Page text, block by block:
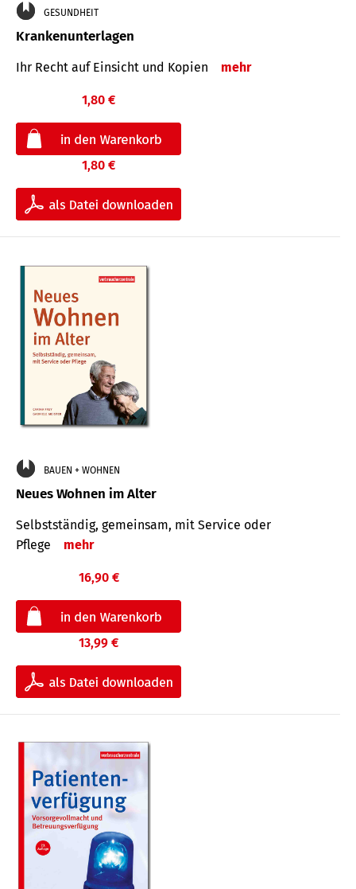
GESUNDHEIT
Krankenunterlagen
Ihr Recht auf Einsicht und Kopien mehr
1,80 €
1,80 €
BAUEN + WOHNEN
Neues Wohnen im Alter
Selbstständig, gemeinsam, mit Service oder
Pflege
mehr
16,90 €
13,99 €